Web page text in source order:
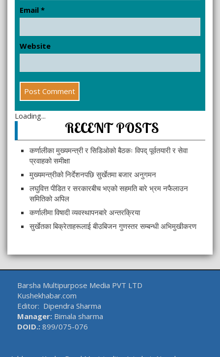
Email *
Website
Loading...
RECENT POSTS
कर्णालीका मुख्यमन्त्री र सिडिओको बैठकः विपद् पूर्वतयारी र सेवा
प्रवाहको समीक्षा
मुख्यमन्त्रीको निर्देशनपछि सुर्खेतमा बजार अनुगमन
लघुवित्त पीडित र सरकारबीच भएको सहमति बारे भ्रम नफैलाउन
समितिको अपिल
कर्णालीमा विषादी व्यवस्थापनबारे अन्तरक्रिया
सुर्खेतका बिक्रेताहरूलाई बीउबिजन गुणस्तर सम्बन्धी अभिमुखीकरण
Barsha Multipurpose Media PVT LTD
Kushekhabar.com
Editor: Dipendra Sharma
Manager: Bimala sharma
DOID.: 899/075-076